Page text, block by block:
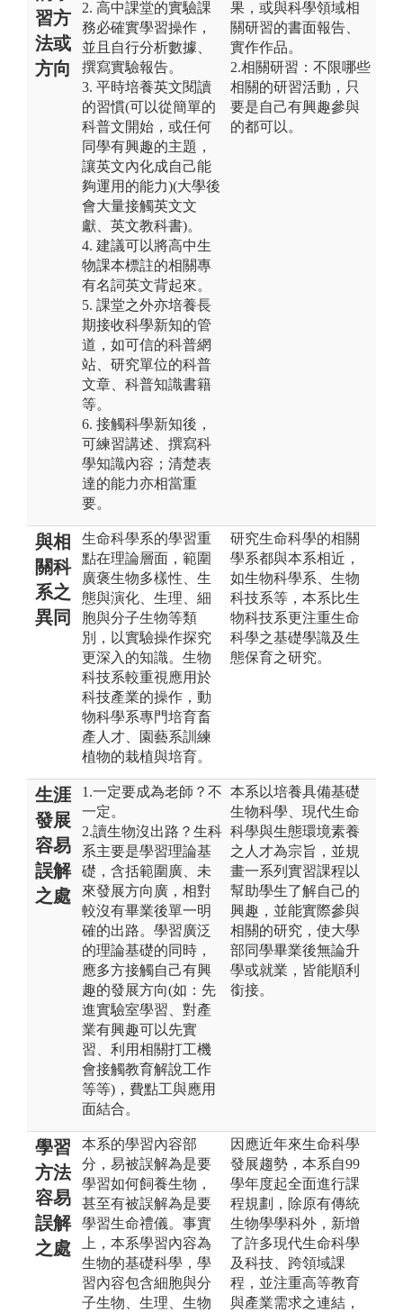
習方
法或
方向
2. 高中課堂的實驗課
務必確實學習操作，
並且自行分析數據、
撰寫實驗報告。
3. 平時培養英文閱讀
的習慣(可以從簡單的
科普文開始，或任何
同學有興趣的主題，
讓英文內化成自己能
夠運用的能力)(大學後
會大量接觸英文文
獻、英文教科書)。
4. 建議可以將高中生
物課本標註的相關專
有名詞英文背起來。
5. 課堂之外亦培養長
期接收科學新知的管
道，如可信的科普網
站、研究單位的科普
文章、科普知識書籍
等。
6. 接觸科學新知後，
可練習講述、撰寫科
學知識內容；清楚表
達的能力亦相當重
要。
果，或與科學領域相
關研習的書面報告、
實作作品。
2.相關研習：不限哪些
相關的研習活動，只
要是自己有興趣參與
的都可以。
與相
關科
系之
異同
生命科學系的學習重
點在理論層面，範圍
廣褒生物多樣性、生
態與演化、生理、細
胞與分子生物等類
別，以實驗操作探究
更深入的知識。生物
科技系較重視應用於
科技產業的操作，動
物科學系專門培育畜
產人才、園藝系訓練
植物的栽植與培育。
研究生命科學的相關
學系都與本系相近，
如生物科學系、生物
科技系等，本系比生
物科技系更注重生命
科學之基礎學識及生
態保育之研究。
生涯
發展
容易
誤解
之處
1.一定要成為老師？不
一定。
2.讀生物沒出路？生科
系主要是學習理論基
礎，含括範圍廣、未
來發展方向廣，相對
較沒有畢業後單一明
確的出路。學習廣泛
的理論基礎的同時，
應多方接觸自己有興
趣的發展方向(如：先
進實驗室學習、對產
業有興趣可以先實
習、利用相關打工機
會接觸教育解說工作
等等)，費點工與應用
面結合。
本系以培養具備基礎
生物科學、現代生命
科學與生態環境素養
之人才為宗旨，並規
畫一系列實習課程以
幫助學生了解自己的
興趣，並能實際參與
相關的研究，使大學
部同學畢業後無論升
學或就業，皆能順利
銜接。
學習
方法
容易
誤解
之處
本系的學習內容部
分，易被誤解為是要
學習如何飼養生物，
甚至有被誤解為是要
學習生命禮儀。事實
上，本系學習內容為
生物的基礎科學，學
習內容包含細胞與分
子生物、生理、生物
因應近年來生命科學
發展趨勢，本系自99
學年度起全面進行課
程規劃，除原有傳統
生物學學科外，新增
了許多現代生命科學
及科技、跨領域課
程，並注重高等教育
與產業需求之連結，